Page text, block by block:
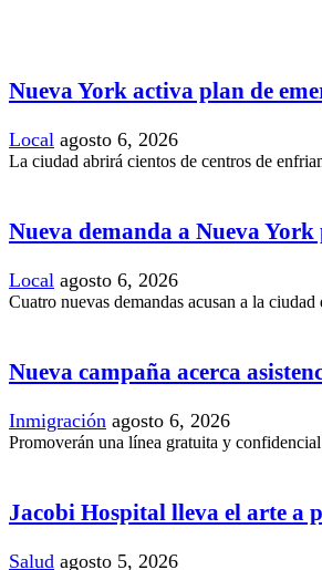
Nueva York activa plan de
Local agosto 6, 2026
La ciudad abrirá cientos de centros de
Nueva demanda a Nueva
Local agosto 6, 2026
Cuatro nuevas demandas acusan a la
Nueva campaña acerca
Inmigración agosto 6, 2026
Promoverán una línea gratuita y
Jacobi Hospital lleva el arte a
Salud agosto 5, 2026